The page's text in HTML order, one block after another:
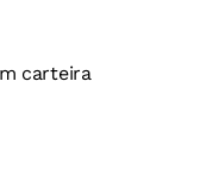
carteira